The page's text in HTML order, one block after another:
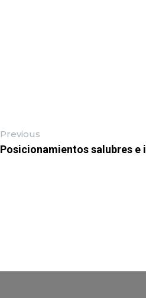
Previous
Posicionamientos salubres